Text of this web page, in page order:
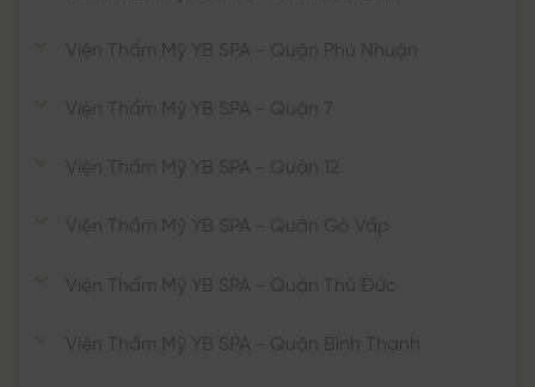
Viện Thẩm Mỹ YB SPA - Quận Phú Nhuận
Viện Thẩm Mỹ YB SPA - Quận 7
Viện Thẩm Mỹ YB SPA - Quận 12
Viện Thẩm Mỹ YB SPA - Quận Gò Vấp
Viện Thẩm Mỹ YB SPA - Quận Thủ Đức
Viện Thẩm Mỹ YB SPA - Quận Bình Thạnh